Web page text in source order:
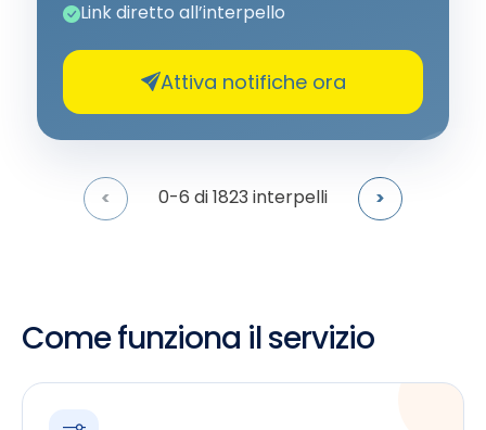
Link diretto all’interpello
Attiva notifiche ora
< 0-6 di 1823 interpelli >
Come funziona il servizio